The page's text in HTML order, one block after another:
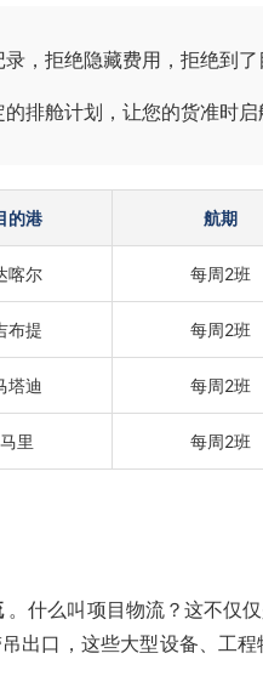
，拒绝隐藏费用，拒绝到了
排舱计划，让您的货准时启
的港 航期
喀尔 每周2班
布提 每周2班
塔迪 每周2班
马里 每周2班
。什么叫项目物流？这不仅
出口，这些大型设备、工